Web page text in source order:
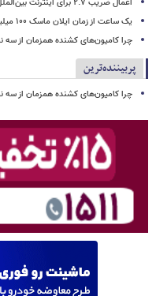
اعمال ضریب ۲.۷ برای اینترنت بین‌الملل صحت دارد؟ / واکنش سازمان تنظیم مقررات
یک ساعت از زمان ایلان ماسک ۱۰۰ میلیون دلار می‌ارزد؟ / پاسخی برای یک ادعای بزرگ
چرا کامیون‌های کشنده همزمان از سه
پربیننده‌ترین
چرا کامیون‌های کشنده همزمان از سه